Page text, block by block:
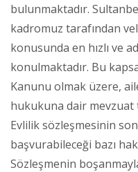
bulunmaktadır.
kadromuz tarafından
konusunda en hızlı ve
konulmaktadır. Bu
Kanunu olmak üzere,
hukukuna dair mevzuat
Evlilik sözleşmesinin
başvurabileceği bazı
Sözleşmenin